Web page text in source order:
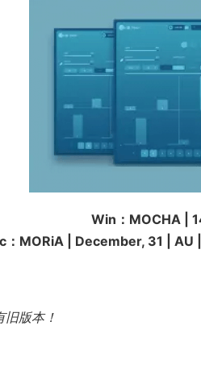
Win：MOCHA |
：MORiA | December, 31 | AU
版本！